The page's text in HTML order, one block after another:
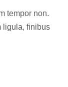
tempor non.
ligula, finibus